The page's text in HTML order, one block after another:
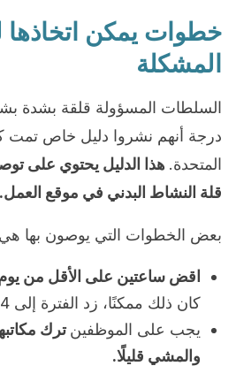
خطوات يمكن اتخاذها
المشكلة
السلطات المسؤولة قلقة بشدة
درجة أنهم نشروا دليل خاص تمت
المتحدة. هذا الدليل يحتوي على
قلة النشاط البدني في موقع العمل.
بعض الخطوات التي يوصون بها هي
اقض ساعتين على الأقل من
كان ذلك ممكنًا، زد الفترة إلى 4 ساعات إجمالًا.
يجب على الموظفينترك
والمشي قليلًا.